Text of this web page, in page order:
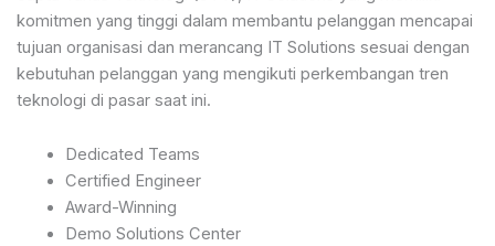
komitmen yang tinggi dalam membantu pelanggan mencapai
tujuan organisasi dan merancang IT Solutions sesuai dengan
kebutuhan pelanggan yang mengikuti perkembangan tren
teknologi di pasar saat ini.
Dedicated Teams
Certified Engineer
Award-Winning
Demo Solutions Center